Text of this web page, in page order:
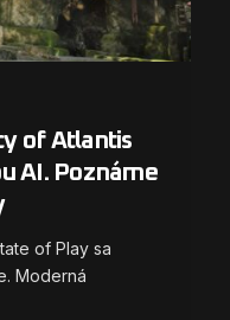
of Atlantis
AI. Poznáme
of Play sa
Moderná